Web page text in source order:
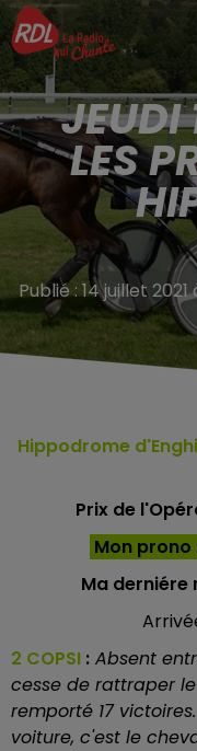
JEUDI
LES
Publié : 14 juillet
Hippodrome
Prix de
Mon prono
Ma derniére
2 COPSI : Absent
cesse de rattraper
remporté 17
voiture, c'est le